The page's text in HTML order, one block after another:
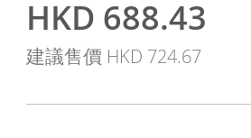
特
殊
價
HKD 688.43
建議售價 HKD 724.67